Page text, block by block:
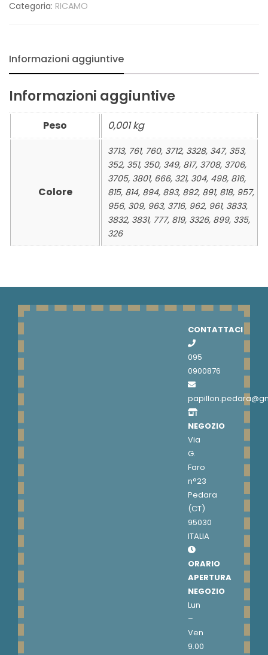
Categoria: RICAMO
Informazioni aggiuntive
Informazioni aggiuntive
Peso 0,001 kg
Colore
3713, 761, 760, 3712, 3328, 347, 353,
352, 351, 350, 349, 817, 3708, 3706,
3705, 3801, 666, 321, 304, 498, 816,
815, 814, 894, 893, 892, 891, 818, 957,
956, 309, 963, 3716, 962, 961, 3833,
3832, 3831, 777, 819, 3326, 899, 335,
326
CONTATTACI
095
0900876
NEGOZIO
Via
G.
Faro
n°23
Pedara
(CT)
95030
ITALIA
ORARIO
APERTURA
NEGOZIO
Lun
–
Ven
9.00